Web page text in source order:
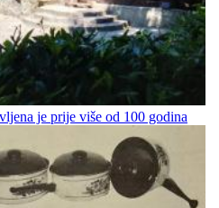
je prije više od 100 godina